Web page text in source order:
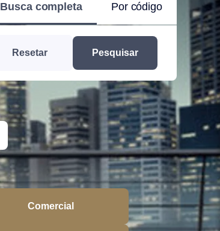
Busca completa Por código
Resetar Pesquisar
Comercial